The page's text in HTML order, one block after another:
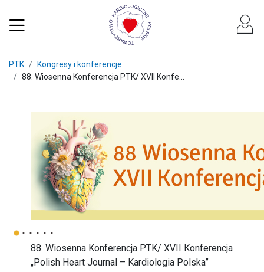
PTK
Kongresy i konferencje
88. Wiosenna Konferencja PTK/ XVII Konfe...
88. Wiosenna Konferencja PTK/ XVII Konferencja
„Polish Heart Journal – Kardiologia Polska”